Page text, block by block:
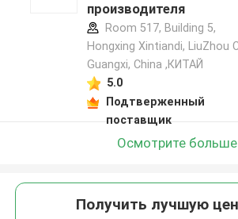
производителя
Room 517, Building 5,
Hongxing Xintiandi, LiuZhou
Guangxi, China ,КИТАЙ
5.0
Подтверженный
поставщик
Осмотрите больше
Получить лучшую